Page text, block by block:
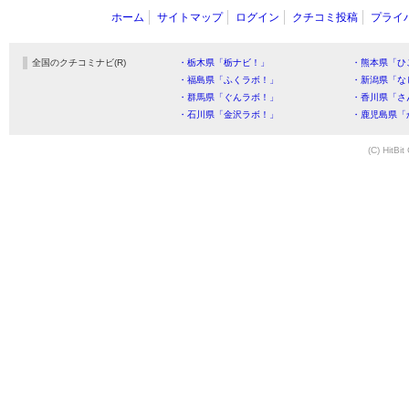
ホーム サイトマップ ログイン クチコミ投稿 プライ
全国のクチコミナビ(R) ・栃木県「栃ナビ！」
・熊本県「
・福島県「ふくラボ！」
・新潟県「
・群馬県「ぐんラボ！」
・香川県「
・石川県「金沢ラボ！」
・鹿児島県
(C) HitBit